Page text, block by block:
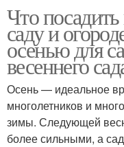
Что
саду и
осенью для
весеннего
Осень — идеальное
многолетников и
зимы. Следующей
более сильными, а